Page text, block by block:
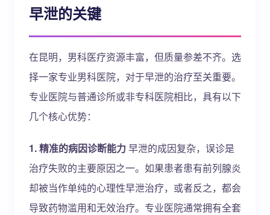
早泄的关键
在昆明，男科医疗资源丰富，但质量参差不齐。选
择一家专业男科医院，对于早泄的治疗至关重要。
专业医院与普通诊所或非专科医院相比，具有以下
几个核心优势：
1. 精准的病因诊断能力早泄的成因复杂，误诊是
治疗失败的主要原因之一。如果患者患有前列腺炎
却被当作单纯的心理性早泄治疗，或者反之，都会
导致药物滥用和无效治疗。专业医院通常拥有全套